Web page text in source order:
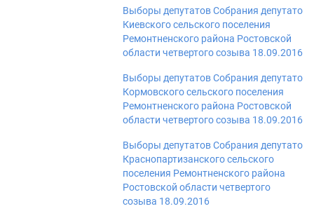
Выборы депутатов Собрания депутатов
Киевского сельского поселения
Ремонтненского района Ростовской
области четвертого созыва 18.09.2016
Выборы депутатов Собрания депутатов
Кормовского сельского поселения
Ремонтненского района Ростовской
области четвертого созыва 18.09.2016
Выборы депутатов Собрания депутатов
Краснопартизанского сельского
поселения Ремонтненского района
Ростовской области четвертого
созыва 18.09.2016